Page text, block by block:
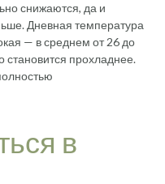
снижаются, да и
Дневная температура
— в среднем от 26 до
становится прохладнее.
в